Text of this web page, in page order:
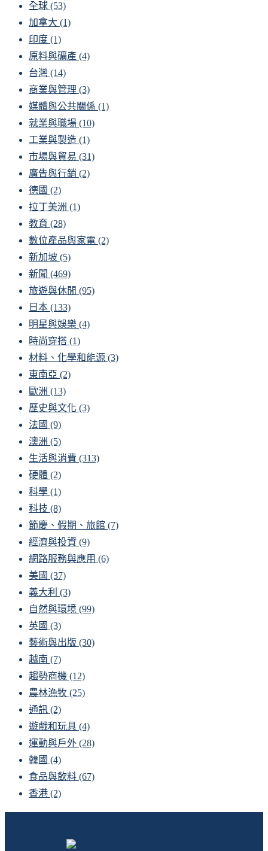
全球 (53)
加拿大 (1)
印度 (1)
原料與礦產 (4)
台灣 (14)
商業與管理 (3)
媒體與公共關係 (1)
就業與職場 (10)
工業與製造 (1)
市場與貿易 (31)
廣告與行銷 (2)
德國 (2)
拉丁美洲 (1)
教育 (28)
數位產品與家電 (2)
新加坡 (5)
新聞 (469)
旅遊與休閒 (95)
日本 (133)
明星與娛樂 (4)
時尚穿搭 (1)
材料、化學和能源 (3)
東南亞 (2)
歐洲 (13)
歷史與文化 (3)
法國 (9)
澳洲 (5)
生活與消費 (313)
硬體 (2)
科學 (1)
科技 (8)
節慶、假期、旅館 (7)
經濟與投資 (9)
網路服務與應用 (6)
美國 (37)
義大利 (3)
自然與環境 (99)
英國 (3)
藝術與出版 (30)
越南 (7)
趨勢商機 (12)
農林漁牧 (25)
通訊 (2)
遊戲和玩具 (4)
運動與戶外 (28)
韓國 (4)
食品與飲料 (67)
香港 (2)